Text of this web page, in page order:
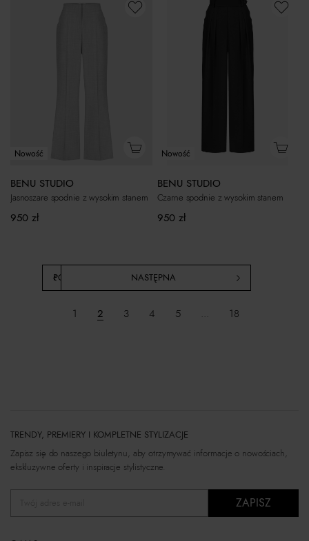
Nowość
BENU STUDIO
Jasnoszare spodnie z wysokim stanem
950 zł
Nowość
BENU STUDIO
Czarne spodnie z wysokim stanem
950 zł
POPRZEDNIA
1 2 3 4 5 ... 18
NASTĘPNA
TRENDY, PREMIERY I KOMPLETNE STYLIZACJE
Zapisz się do naszego biuletynu, aby otrzymywać informacje o nowościach,
ekskluzywne oferty i inspiracje stylistyczne.
ZAPISZ